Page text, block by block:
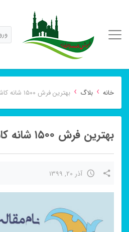
خانه › بلاگ › بهترین فرش ۱۵۰۰ شانه کاشان
بهترین فرش ۱۵۰۰ شانه کاشان
آذر 20, 1399